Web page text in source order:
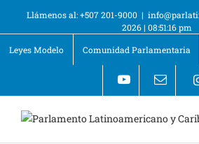
Llámenos al: +507 201-9000 |
2026| 08:51:16 pm
Leyes Modelo
Comunidad Parlamentaria